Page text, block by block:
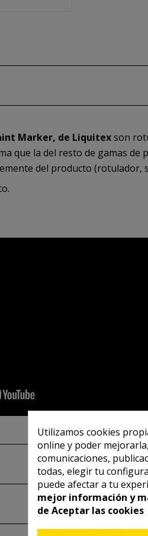
Marker, de Liquitexson
que la del resto de gamas
del producto (rotulador,
Utilizamos cookies
online y poder
comunicaciones,
todas, elegir tu
puede afectar a tu
mejor información y
de Aceptar las cookies